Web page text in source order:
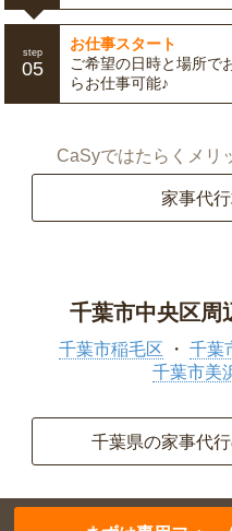
step
05
お仕事スタート
ご希望の日時と場所で
らお仕事可能♪
CaSyではたらくメリ
家事代
千葉市中央区周
千葉市稲毛区 千葉
千葉市美
千葉県の家事代